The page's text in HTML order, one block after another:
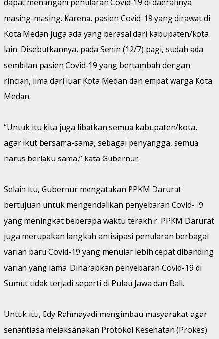
dapat menangani penularan Covid-19 di daerahnya
masing-masing. Karena, pasien Covid-19 yang dirawat di
Kota Medan juga ada yang berasal dari kabupaten/kota
lain. Disebutkannya, pada Senin (12/7) pagi, sudah ada
sembilan pasien Covid-19 yang bertambah dengan
rincian, lima dari luar Kota Medan dan empat warga Kota
Medan.
“Untuk itu kita juga libatkan semua kabupaten/kota,
agar ikut bersama-sama, sebagai penyangga, semua
harus berlaku sama,” kata Gubernur.
Selain itu, Gubernur mengatakan PPKM Darurat
bertujuan untuk mengendalikan penyebaran Covid-19
yang meningkat beberapa waktu terakhir. PPKM Darurat
juga merupakan langkah antisipasi penularan berbagai
varian baru Covid-19 yang menular lebih cepat dibanding
varian yang lama. Diharapkan penyebaran Covid-19 di
Sumut tidak terjadi seperti di Pulau Jawa dan Bali.
Untuk itu, Edy Rahmayadi mengimbau masyarakat agar
senantiasa melaksanakan Protokol Kesehatan (Prokes)